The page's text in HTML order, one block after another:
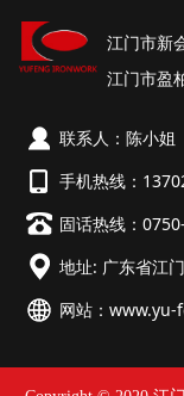
江门市新
江门市盈
联系人：陈小姐
手机热线：
固话热线：
地址: 广东省江
网站： www.yu-